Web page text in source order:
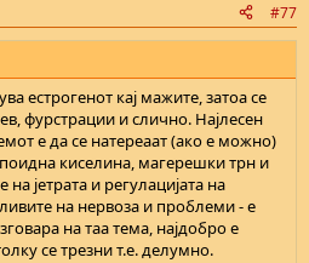
#77
естрогенот кај мажите, затоа се
фурстрации и слично. Најлесен
е да се натереаат (ако е можно)
киселина, магерешки трн и
јетрата и регулацијата на
на нервоза и проблеми - е
на таа тема, најдобро е
се трезни т.е. делумно.